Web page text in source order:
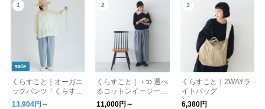
sale
くらすこと｜オーガニ
ックパンツ「くらすこ
との日常生活着」
13,904円～
くらすこと｜＋to 選べ
るコットンイージーパ
ンツ
11,000円～
くらすこと｜2WAYラ
イトバッグ
6,380円